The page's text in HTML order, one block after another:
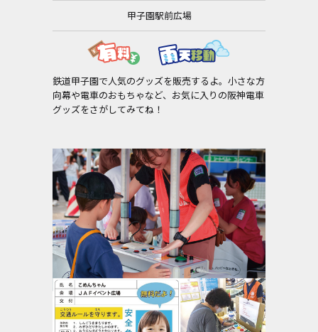
甲子園駅前広場
鉄道甲子園で人気のグッズを販売するよ。小さな方
向幕や電車のおもちゃなど、お気に入りの阪神電車
グッズをさがしてみてね！